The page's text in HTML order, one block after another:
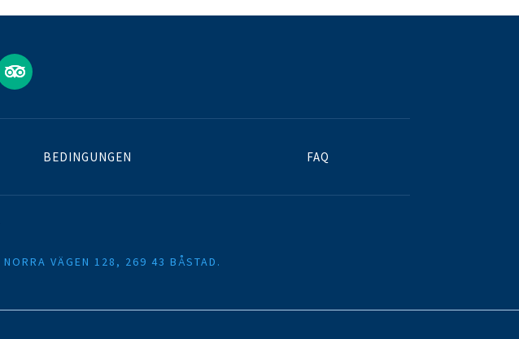
BEDINGUNGEN FAQ
NORRA VÄGEN 128, 269 43 BÅSTAD.